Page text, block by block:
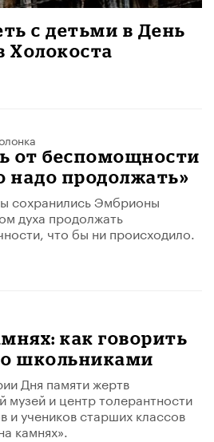
с детьми в День
Холокоста
от беспомощности
надо продолжать»
сохранились Эмбрионы
духа продолжать
что бы ни происходило.
как говорить
школьниками
Дня памяти жертв
музей и центр толерантности
и учеников старших классов
камнях».